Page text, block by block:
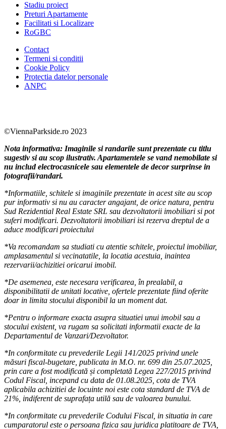
Stadiu proiect
Preturi Apartamente
Facilitati si Localizare
RoGBC
Contact
Termeni si conditii
Cookie Policy
Protectia datelor personale
ANPC
©ViennaParkside.ro 2023
Nota informativa: Imaginile si randarile sunt prezentate cu titlu
sugestiv si au scop ilustrativ. Apartamentele se vand nemobilate si
nu includ electrocasnicele sau elementele de decor surprinse in
fotografii/randari.
*Informatiile, schitele si imaginile prezentate in acest site au scop
pur informativ si nu au caracter angajant, de orice natura, pentru
Sud Rezidential Real Estate SRL sau dezvoltatorii imobiliari si pot
suferi modificari. Dezvoltatorii imobiliari isi rezerva dreptul de a
aduce modificari proiectului
*Va recomandam sa studiati cu atentie schitele, proiectul imobiliar,
amplasamentul si vecinatatile, la locatia acestuia, inaintea
rezervarii/achizitiei oricarui imobil.
*De asemenea, este necesara verificarea, în prealabil, a
disponibilitatii de unitati locative, ofertele prezentate fiind oferite
doar in limita stocului disponibil la un moment dat.
*Pentru o informare exacta asupra situatiei unui imobil sau a
stocului existent, va rugam sa solicitati informatii exacte de la
Departamentul de Vanzari/Dezvoltator.
*In conformitate cu prevederile Legii 141/2025 privind unele
măsuri fiscal-bugetare, publicata in M.O. nr. 699 din 25.07.2025,
prin care a fost modificată și completată Legea 227/2015 privind
Codul Fiscal, incepand cu data de 01.08.2025, cota de TVA
aplicabila achizitiei de locuinte noi este cota standard de TVA de
21%, indiferent de suprafața utilă sau de valoarea bunului.
*In conformitate cu prevederile Codului Fiscal, in situatia in care
cumparatorul este o persoana fizica sau juridica platitoare de TVA,